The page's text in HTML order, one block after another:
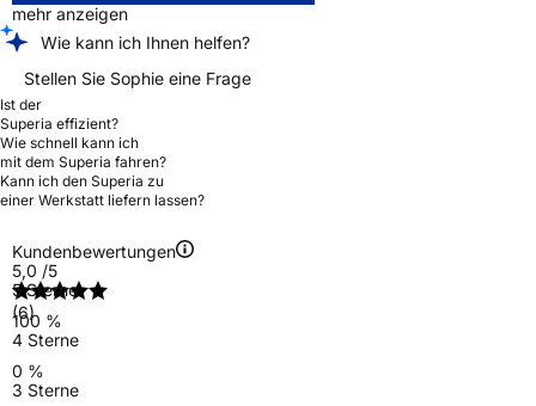
mehr anzeigen
Wie kann ich Ihnen helfen?
Stellen Sie Sophie eine Frage
Ist der
Superia effizient?
Wie schnell kann ich
mit dem Superia fahren?
Kann ich den Superia zu
einer Werkstatt liefern lassen?
Kundenbewertungen
5,0 /5
(6)
5 Sterne
100 %
4 Sterne
0 %
3 Sterne